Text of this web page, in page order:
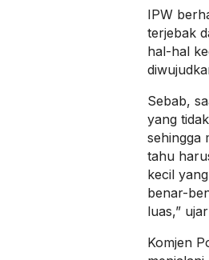
IPW
terjebak
hal-hal
Sebab,
yang
sehingga
tahu
kecil
benar-
luas,”
Komjen